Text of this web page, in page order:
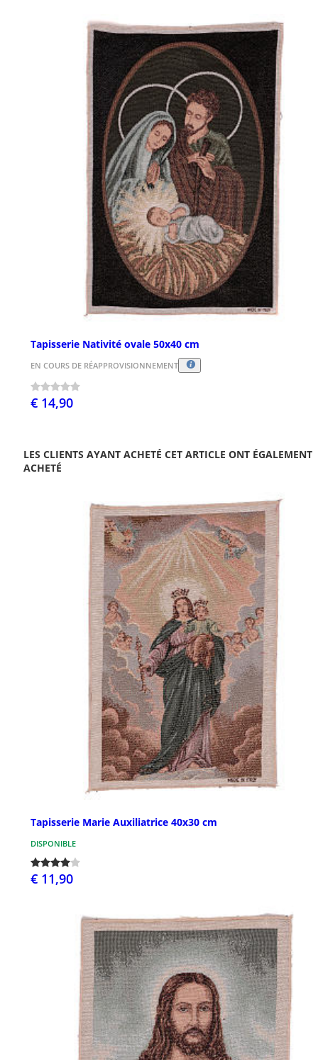
Tapisserie Nativité ovale 50x40 cm
EN COURS DE RÉAPPROVISIONNEMENT
€ 14,90
LES CLIENTS AYANT ACHETÉ CET ARTICLE ONT ÉGALEMENT
ACHETÉ
Tapisserie Marie Auxiliatrice 40x30 cm
DISPONIBLE
€ 11,90